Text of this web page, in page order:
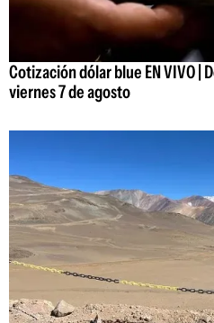
Cotización dólar blue EN VIVO |
viernes 7 de agosto